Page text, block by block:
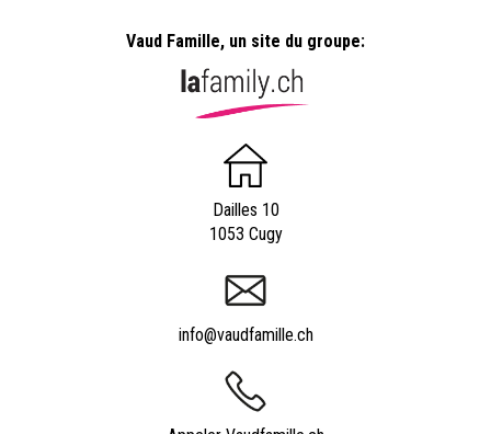
Vaud Famille, un site du groupe:
Dailles 10
1053 Cugy
info@vaudfamille.ch